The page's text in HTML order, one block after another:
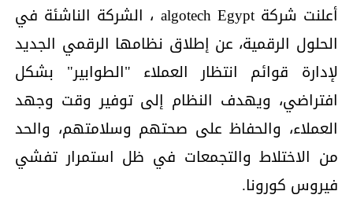
أعلنت شركة algotech Egypt ، الشركة الناشئة في
الحلول الرقمية، عن إطلاق نظامها الرقمي الجديد
لإدارة قوائم انتظار العملاء "الطوابير" بشكل
افتراضي، ويهدف النظام إلى توفير وقت وجهد
العملاء، والحفاظ على صحتهم وسلامتهم، والحد
من الاختلاط والتجمعات في ظل استمرار تفشي
فيروس كورونا.